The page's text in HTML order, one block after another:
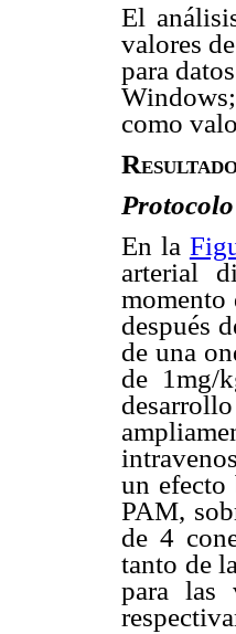
El
valores
para
como
En la
arterial
momento
después
de una
de 1mg/
un efecto
PAM,
de 4
tanto de
para las